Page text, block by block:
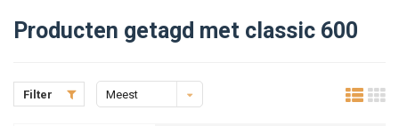
Producten getagd met classic 600
Filter
Meest